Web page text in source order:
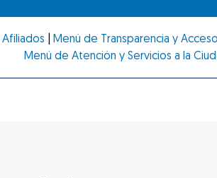
Afiliados Menú de Transparencia y
Menú de Atención y Servicios a la